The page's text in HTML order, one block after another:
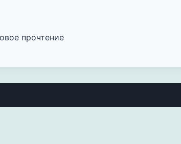
прочтение